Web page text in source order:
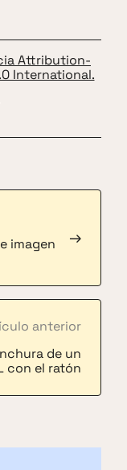
Attribution-
International.
anterior
de un
con el ratón
imagen
→